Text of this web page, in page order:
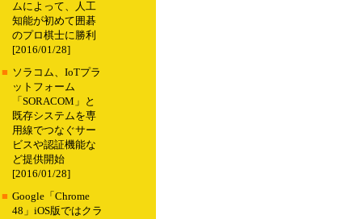
ムによって、人工
知能が初めて囲碁
のプロ棋士に勝利
[2016/01/28]
■ ソラコム、IoTプラ
ットフォーム
「SORACOM」と
既存システムを専
用線でつなぐサー
ビスや認証機能な
ど提供開始
[2016/01/28]
■ Google「Chrome
48」iOS版ではクラ